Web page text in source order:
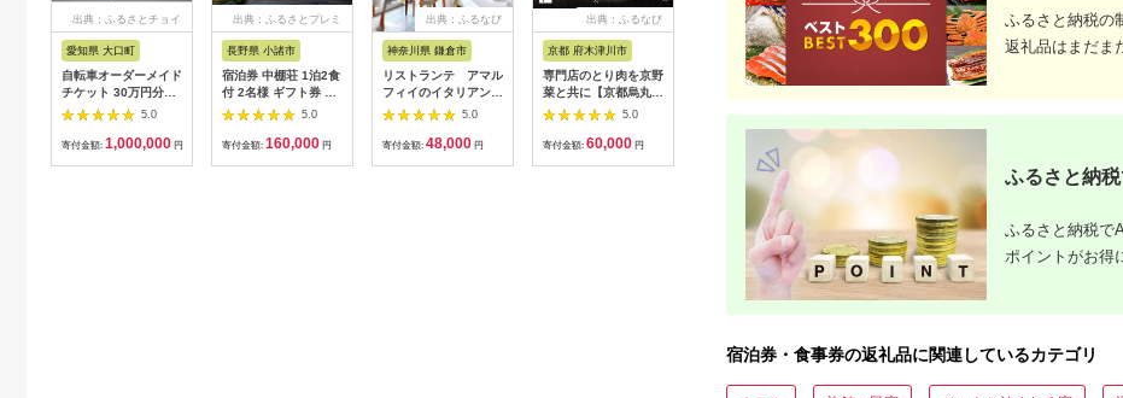
出典：ふるさとチョイ
愛知県 大口町
自転車オーダーメイド
チケット 30万円分
【1360365】
5.0
寄付金額: 1,000,000 円
出典：ふるさとプレミ
長野県 小諸市
宿泊券 中棚荘 1泊2食
付 2名様 ギフト券 チ
ケット 券 宿泊 旅行
5.0
寄付金額: 160,000 円
出典：ふるなび
神奈川県 鎌倉市
リストランテ アマル
フィイのイタリアンデ
ィナーコースA ペア
5.0
寄付金額: 48,000 円
出典：ふるなび
京都 府木津川市
専門店のとり肉を京野
菜と共に【京都烏丸御
池】で味わう2名様焼
鳥コースお食事券
064-15
5.0
寄付金額: 60,000 円
出典：ふるなび
界 雲仙 ふるさと納
リゾート】
5.0
出典：ふるなび
埼玉県 飯能市
【BlueTarp】ランチ
5.0
寄付金額:
出典：ふるさと
宮崎県 都城市
ソン クリーブラ
フェアウェイウッ
ジ 最新モデル
5.0
ふるさと納税の
返礼品はまだま
ふるさと納
ふるさと納税で
ポイントがお得
宿泊券・食事券の返礼品に関連しているカテゴリ